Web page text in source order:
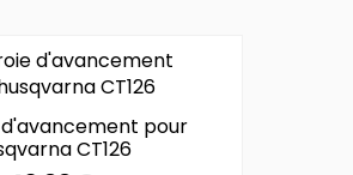
pour
CT126